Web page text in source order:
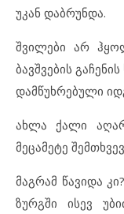
უკან დაბრუნდა.
შვილები არ
ბავშვების
დამწუხრებული
ახლა ქალი
მეცამეტე
მაგრამ წავიდა
ზურგში ისევ